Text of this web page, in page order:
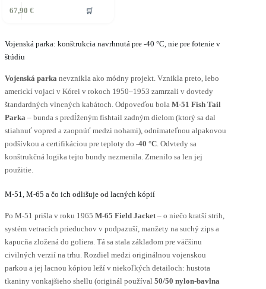
67,90 € 🛒
Vojenská parka: konštrukcia navrhnutá pre -40 °C, nie pre fotenie v
štúdiu
Vojenská parka nevznikla ako módny projekt. Vznikla preto, lebo
americkí vojaci v Kórei v rokoch 1950–1953 zamrzali v dovtedy
štandardných vlnených kabátoch. Odpoveďou bola M-51 Fish Tail
Parka – bunda s predĺženým fishtail zadným dielom (ktorý sa dal
stiahnuť vopred a zaopnúť medzi nohami), odnímateľnou alpakovou
podšívkou a certifikáciou pre teploty do -40 °C . Odvtedy sa
konštrukčná logika tejto bundy nezmenila. Zmenilo sa len jej
použitie.
M-51, M-65 a čo ich odlišuje od lacných kópií
Po M-51 prišla v roku 1965 M-65 Field Jacket– o niečo kratší strih,
systém vetracích prieduchov v podpazuší, manžety na suchý zips a
kapucňa zložená do goliera. Tá sa stala základom pre väčšinu
civilných verzií na trhu. Rozdiel medzi originálnou vojenskou
parkou a jej lacnou kópiou leží v niekoľkých detailoch: hustota
tkaniny vonkajšieho shellu (originál používal 50/50 nylon-bavlna